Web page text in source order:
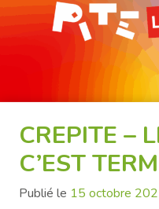
CREPITE –
C’EST
Publié le 15 octobre